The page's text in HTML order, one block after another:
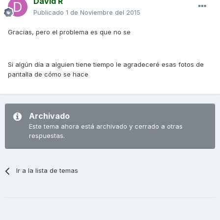
Publicado 1 de Noviembre del 2015
Gracias, pero el problema es que no se
Si algún día a alguien tiene tiempo le agradeceré esas fotos de
pantalla de cómo se hace
Archivado
Este tema ahora está archivado y cerrado a otras
respuestas.
Ir a la lista de temas